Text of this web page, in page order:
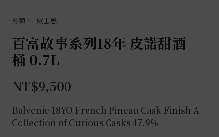
威士忌
百富故事系列18年 皮諾甜酒
桶 0.7L
NT$9,500
Balvenie 18YO French Pineau Cask Finish A
Collection of Curious Casks 47.9%